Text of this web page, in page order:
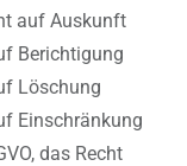
auf Auskunft
Berichtigung
Löschung
Einschränkung
das Recht